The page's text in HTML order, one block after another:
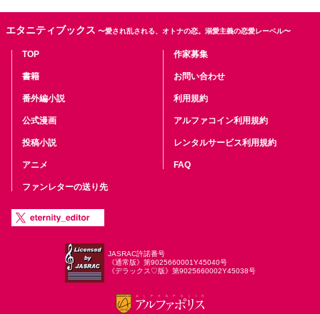
エタニティブックス 〜愛され乱される、オトナの恋。溺愛主義の恋愛レーベル〜
TOP
書籍
番外編小説
公式漫画
投稿小説
アニメ
ファンレターの送り先
作家募集
お問い合わせ
利用規約
アルファコイン利用規約
レンタルサービス利用規約
FAQ
JASRAC許諾番号
《通常版》第9025660001Y45040号
《デラックス♡版》第9025660002Y45038号